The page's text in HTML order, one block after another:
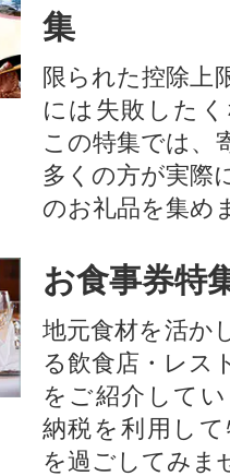
集
限られた控除上
には失敗した
この特集では、
多くの方が実際
のお礼品を集め
お食事券特
地元食材を活か
る飲食店・レス
をご紹介して
納税を利用し
を過ごしてみま